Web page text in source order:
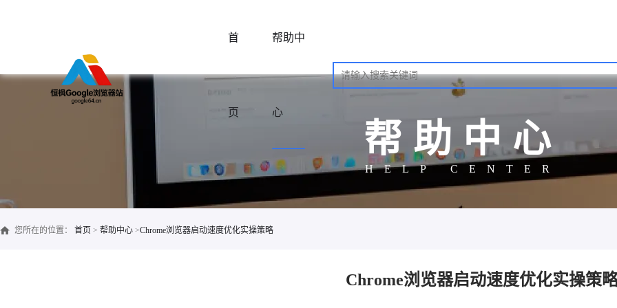
首
页
帮助中
心
帮助中心
HELP CENTER
您所在的位置： 首页 > 帮助中心 >Chrome浏览器启动速度优化实操策略
Chrome浏览器启动速度优化实操策